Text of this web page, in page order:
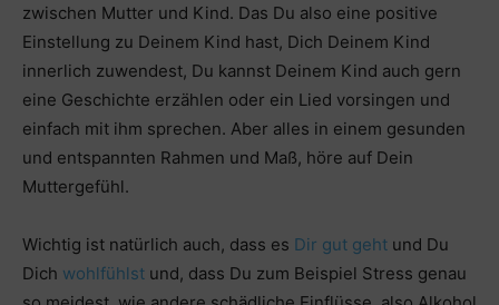
zwischen Mutter und Kind. Das Du also eine positive
Einstellung zu Deinem Kind hast, Dich Deinem Kind
innerlich zuwendest, Du kannst Deinem Kind auch gern
eine Geschichte erzählen oder ein Lied vorsingen und
einfach mit ihm sprechen. Aber alles in einem gesunden
und entspannten Rahmen und Maß, höre auf Dein
Muttergefühl.
Wichtig ist natürlich auch, dass es Dir gut geht und Du
Dich wohlfühlst und, dass Du zum Beispiel Stress genau